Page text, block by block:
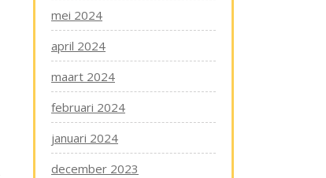
mei 2024
april 2024
maart 2024
februari 2024
januari 2024
december 2023